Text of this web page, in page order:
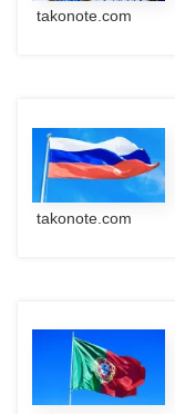
takonote.com
takonote.com